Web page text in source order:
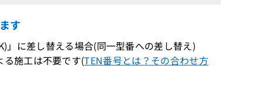
す
」に差し替える場合(同一型番への差し替え)
施工は不要です(TEN番号とは？その合わせ方